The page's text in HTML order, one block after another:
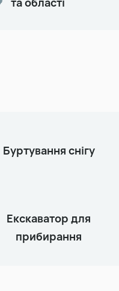
Буртування снігу
Екскаватор для
прибирання